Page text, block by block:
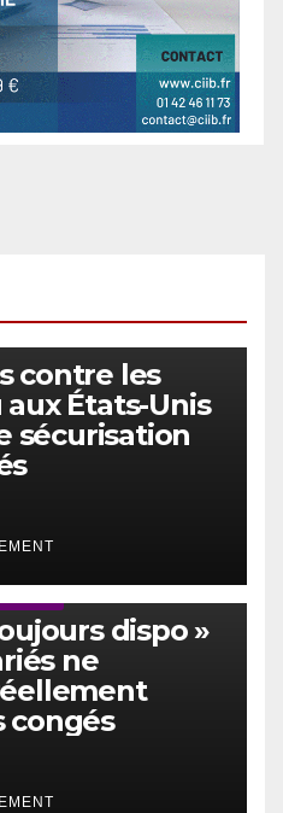
contre les
aux États-Unis
sécurisation
dispo »
ne
congés